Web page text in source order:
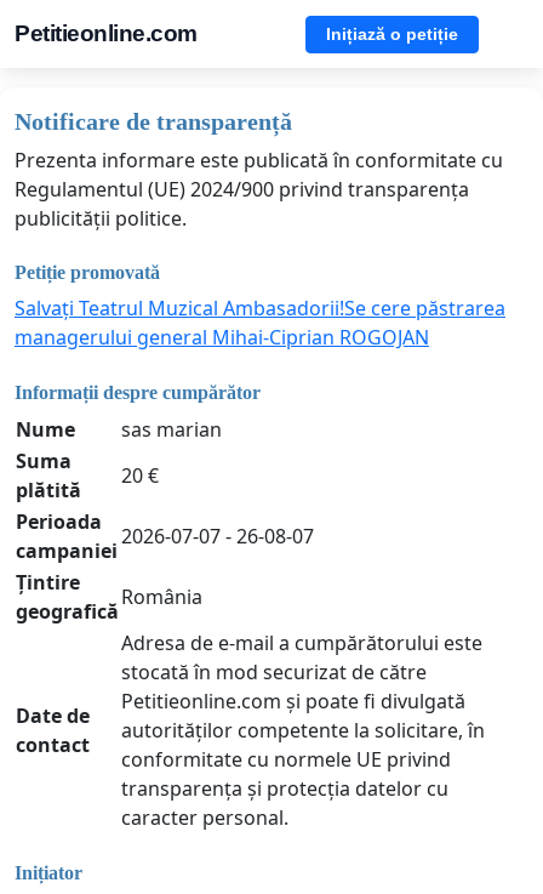
Petitieonline.com Inițiază o petiție
Notificare de transparență
Prezenta informare este publicată în conformitate cu
Regulamentul (UE) 2024/900 privind transparența
publicității politice.
Petiție promovată
Salvați Teatrul Muzical Ambasadorii!Se cere păstrarea
managerului general Mihai-Ciprian ROGOJAN
Informații despre cumpărător
Nume
sas marian
Suma
plătită
20 €
Perioada
campaniei
2026-07-07 - 26-08-07
Țintire
geografică
România
Date de
contact
Adresa de e-mail a cumpărătorului este
stocată în mod securizat de către
Petitieonline.com și poate fi divulgată
autorităților competente la solicitare, în
conformitate cu normele UE privind
transparența și protecția datelor cu
caracter personal.
Inițiator